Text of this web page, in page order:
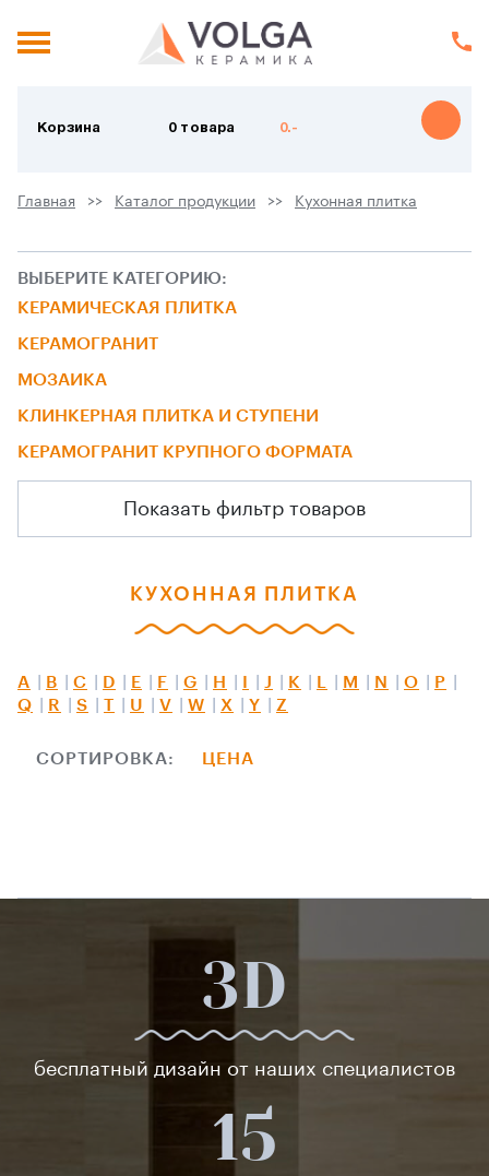
Корзина 0 товара 0.-
Главная Каталог продукции Кухонная плитка
ВЫБЕРИТЕ КАТЕГОРИЮ:
КЕРАМИЧЕСКАЯ ПЛИТКА
КЕРАМОГРАНИТ
МОЗАИКА
КЛИНКЕРНАЯ ПЛИТКА И СТУПЕНИ
КЕРАМОГРАНИТ КРУПНОГО ФОРМАТА
Показать фильтр товаров
КУХОННАЯ ПЛИТКА
A B C D E F G H J K M N O
P
Q
R S T U V W X Y Z
СОРТИРОВКА: ЦЕНА
3D
бесплатный дизайн от наших специалистов
15